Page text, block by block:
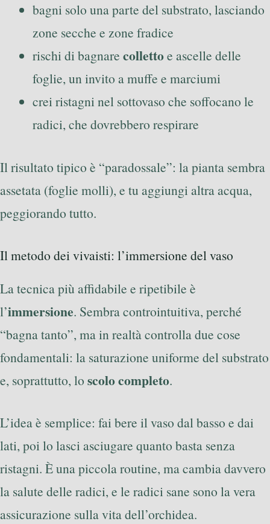
bagni solo una parte del substrato, lasciando
zone secche e zone fradice
rischi di bagnare collettoe ascelle delle
foglie, un invito a muffe e marciumi
crei ristagni nel sottovaso che soffocano le
radici, che dovrebbero respirare
Il risultato tipico è “paradossale”: la pianta sembra
assetata (foglie molli), e tu aggiungi altra acqua,
peggiorando tutto.
Il metodo dei vivaisti: l’immersione del vaso
La tecnica più affidabile e ripetibile è
l’immersione. Sembra controintuitiva, perché
“bagna tanto”, ma in realtà controlla due cose
fondamentali: la saturazione uniforme del substrato
e, soprattutto, lo scolo completo.
L’idea è semplice: fai bere il vaso dal basso e dai
lati, poi lo lasci asciugare quanto basta senza
ristagni. È una piccola routine, ma cambia davvero
la salute delle radici, e le radici sane sono la vera
assicurazione sulla vita dell’orchidea.